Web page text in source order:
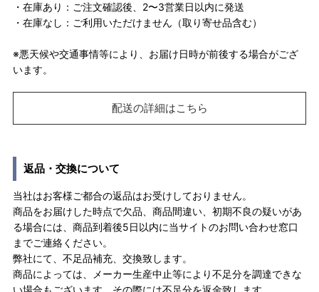
・在庫あり：ご注文確認後、2〜3営業日以内に発送
・在庫なし：ご利用いただけません（取り寄せ品含む）
※悪天候や交通事情等により、お届け日時が前後する場合がござ
います。
配送の詳細はこちら
返品・交換について
当社はお客様ご都合の返品はお受けしておりません。
商品をお届けした時点で欠品、商品間違い、初期不良の疑いがあ
る場合には、商品到着後5日以内に当サイトのお問い合わせ窓口
までご連絡ください。
弊社にて、不足品補充、交換致します。
商品によっては、メーカー生産中止等により不足分を調達できな